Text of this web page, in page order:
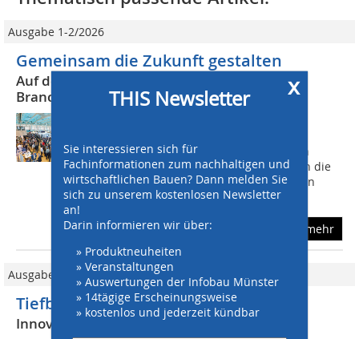
x
THIS Newsletter
Sie interessieren sich für
Fachinformationen zum nachhaltigen und
wirtschaftlichen Bauen? Dann melden Sie
sich zu unserem kostenlosen Newsletter
an!
Darin informieren wir über:
» Produktneuheiten
» Veranstaltungen
» Auswertungen der Infobau Münster
» 14tägige Erscheinungsweise
» kostenlos und jederzeit kündbar
Ausgabe 1-2/2026
Gemeinsam die Zukunft gestalten
Auf dem Tiefbau-Forum – dem
Branchentreffpunkt
Plattform. Zum Erfolg trägt neben den
hohen Besucherzahlen vor allem auch die
Aktualität und Attraktivität der Themen
sowie der...
mehr
Ausgabe 11-12/2022
Tiefbau-Forum 2023 in Ulm
Innovativ, informativ und regional